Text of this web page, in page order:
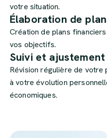
votre situation.
Élaboration de
Création de plans
vos objectifs.
Suivi et
Révision régulière de
à votre évolution
économiques.